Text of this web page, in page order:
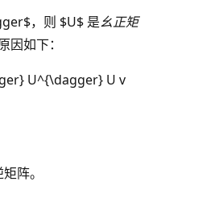
，则 $U$ 是幺正矩
如下：
U^{\dagger} U v
阵。